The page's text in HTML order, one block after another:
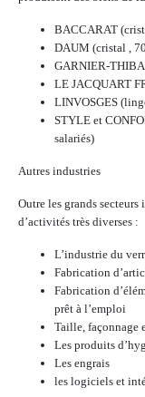
BACCARAT
DAUM (cristal ,
GARNIER-
LE JACQUART
LINVOSGES
STYLE et
salariés)
Autres industries
Outre les grands
d’activités très diverses :
L’industrie du
Fabrication
Fabrication
prêt à l’emploi
Taille, façonnage
Les produits
Les engrais
les logiciels et